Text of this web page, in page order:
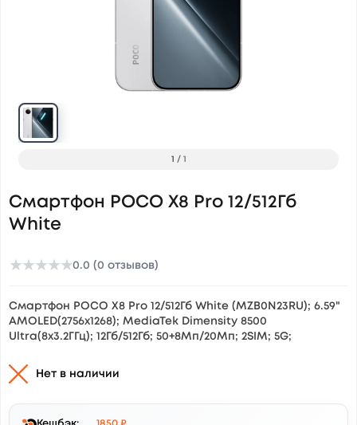
1 / 1
Смартфон POCO X8 Pro 12/512Гб
White
★★★★★0.0 (0 отзывов)
Смартфон POCO X8 Pro 12/512Гб White (MZB0N23RU); 6.59"
AMOLED(2756x1268); MediaTek Dimensity 8500
Ultra(8x3.2ГГц); 12Гб/512Гб; 50+8Мп/20Мп; 2SIM; 5G;
Нет в наличии